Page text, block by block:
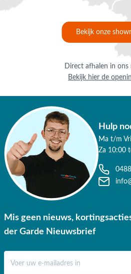
Bekijk onze
Direct afhalen in ons
Bekijk hier de
Hulp
Ma t/m
Za 10:00
Mis geen nieuws,
der Garde Nieuwsbrief